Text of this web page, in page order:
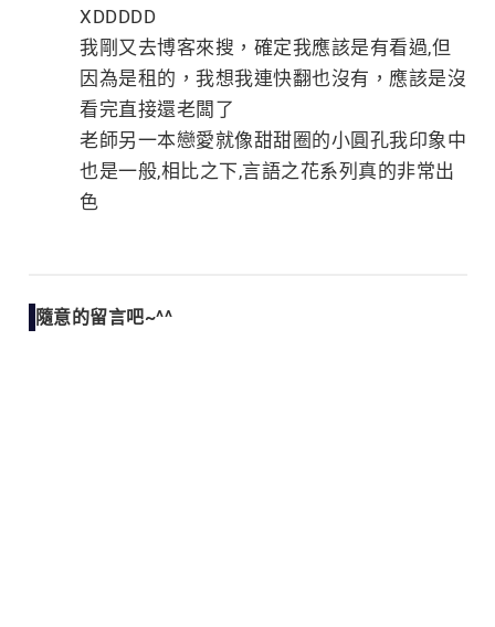
XDDDDD
我剛又去博客來搜，確定我應該是有看過,但
因為是租的，我想我連快翻也沒有，應該是沒
看完直接還老闆了
老師另一本戀愛就像甜甜圈的小圓孔我印象中
也是一般,相比之下,言語之花系列真的非常出
色
隨意的留言吧~^^